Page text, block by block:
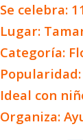
Se celebra:
Lugar:
Categoría:
Ideal con
Organiza: